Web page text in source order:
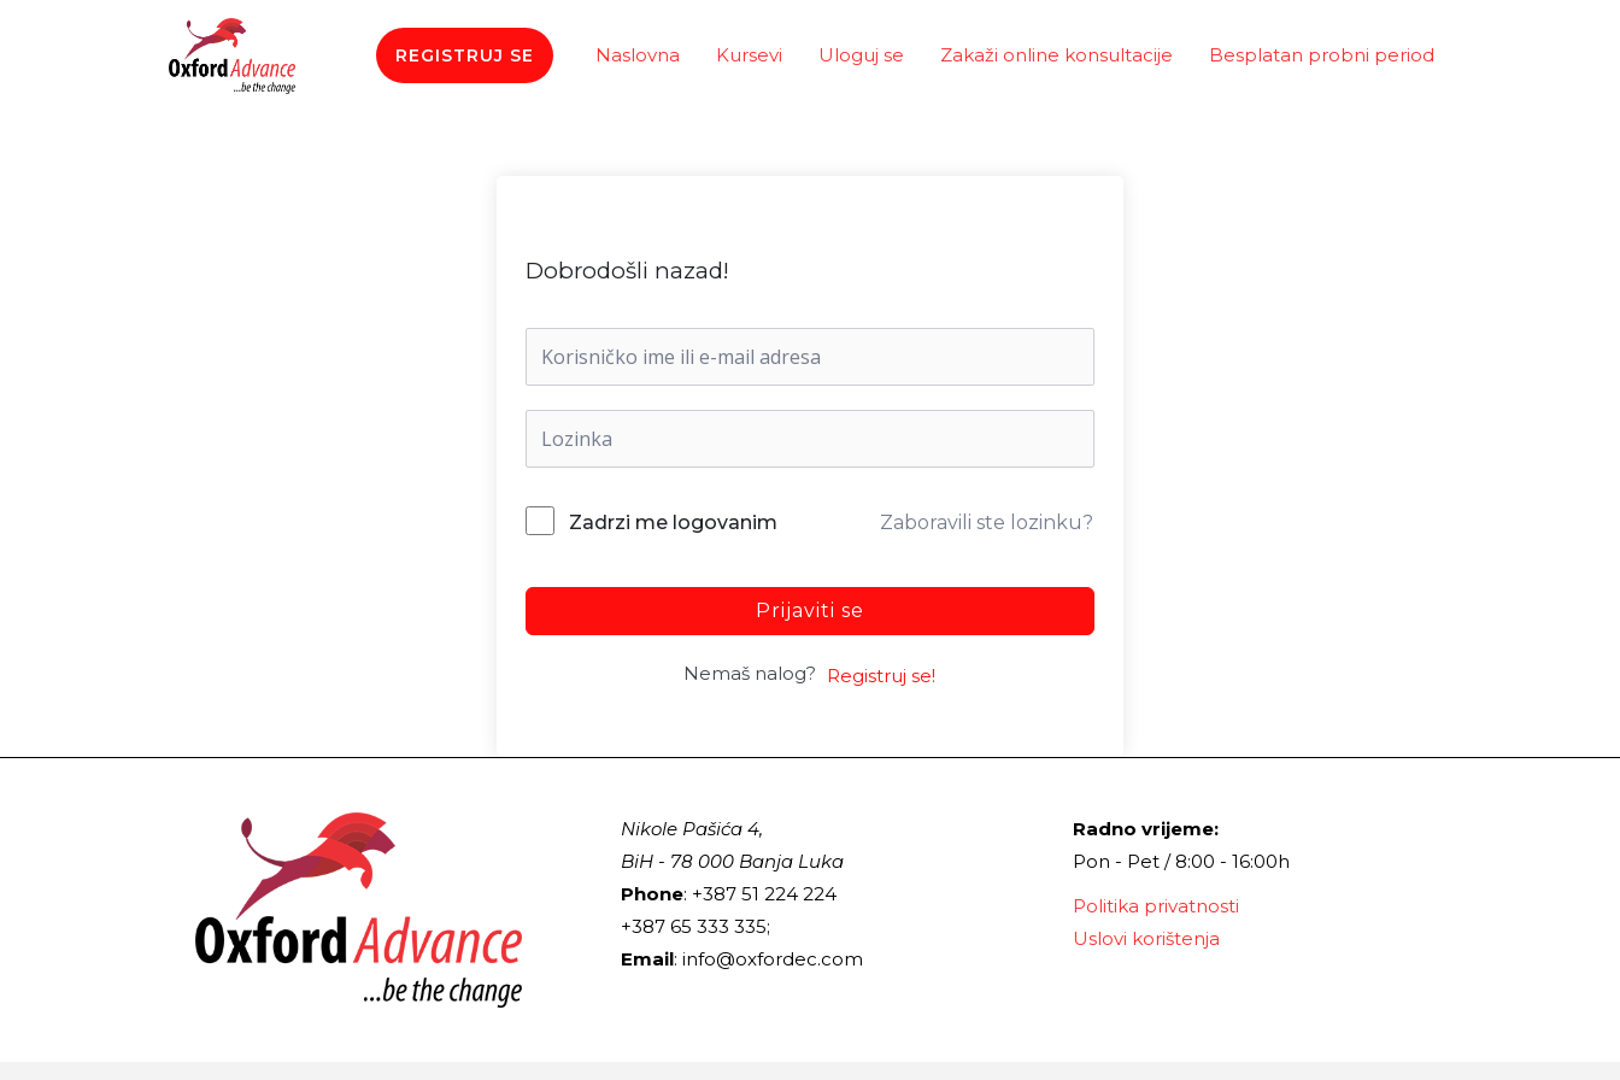
REGISTRUJ SE Naslovna Kursevi Uloguj se Zakaži online konsultacije Besplatan probni period
Dobrodošli nazad!
Zadrzi me logovanim Zaboravili ste lozinku?
Prijaviti se
Nemaš nalog? Registruj se!
Nikole Pašića 4,
BiH - 78 000 Banja Luka
Phone: +387 51 224 224
+387 65 333 335;
Email: info@oxfordec.com
Radno vrijeme:
Pon - Pet / 8:00 - 16:00h
Politika privatnosti
Uslovi korištenja